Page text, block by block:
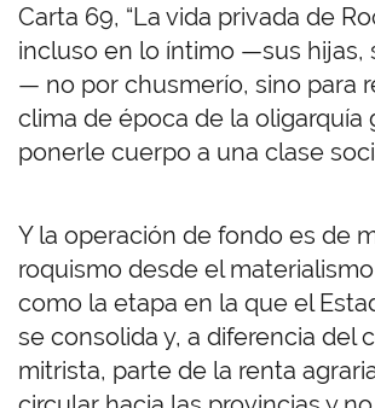
Carta 69, “La vida privada de
incluso en lo íntimo —sus hijas,
— no por chusmerío, sino para
clima de época de la oligarquía
ponerle cuerpo a una clase
Y la operación de fondo es de
roquismo desde el
como la etapa en la que el
se consolida y, a diferencia del
mitrista, parte de la renta